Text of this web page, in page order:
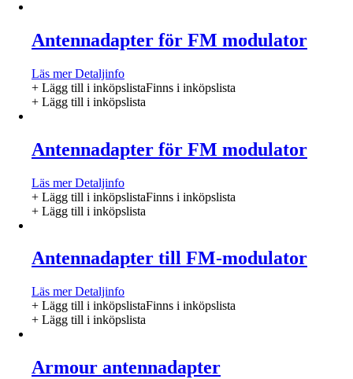
Antennadapter för FM modulator
Läs merDetaljinfo
+ Lägg till i inköpslistaFinns i inköpslista
+ Lägg till i inköpslista
Antennadapter för FM modulator
Läs merDetaljinfo
+ Lägg till i inköpslistaFinns i inköpslista
+ Lägg till i inköpslista
Antennadapter till FM-modulator
Läs merDetaljinfo
+ Lägg till i inköpslistaFinns i inköpslista
+ Lägg till i inköpslista
Armour antennadapter